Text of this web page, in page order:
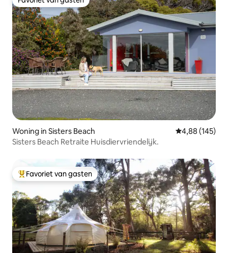
Favoriet van gasten
Woning in Sisters Beach Gemiddelde
4,88 (145)
Sisters Beach Retraite Huisdiervriendelijk.
Topfavoriet van gasten
Favoriet van gasten